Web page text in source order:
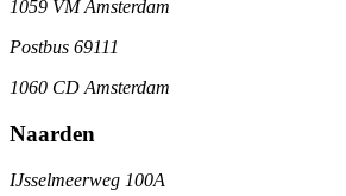
1059 VM Amsterdam
Postbus 69111
1060 CD Amsterdam
Naarden
IJsselmeerweg 100A